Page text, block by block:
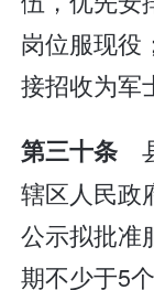
岗位服现役
接招收为军
第三十条
辖区人民政
公示拟批准
期不少于5